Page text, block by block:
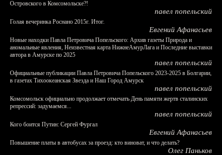
Островского в Комсомольске?!
павел попельский
Голая вечеринка Роснано 2015г. Итог.
Евгений Афанасьев
Новые находки Павла Петровича Попельского: Архив газеты Природа и
аномальные явления, Неизвестная карта НижнеАмурЛага и Последние выставки
автора в Амурске по 2025
павел попельский
Официальные публикации Павла Петровича Попельского 2023-2025 в Болгарии,
в газетах Тихоокеанская Звезда и Наш Город Амурск
павел попельский
Комсомольск официально продолжает отмечать День памяти жертв сталинских
репрессий: задумаемся...
павел попельский
Кого боится Путин: Сергей Фургал
Евгений Афанасьев
Повышение платы в автобусах за проезд: кто виноват, и что делать?
Олег Паньков